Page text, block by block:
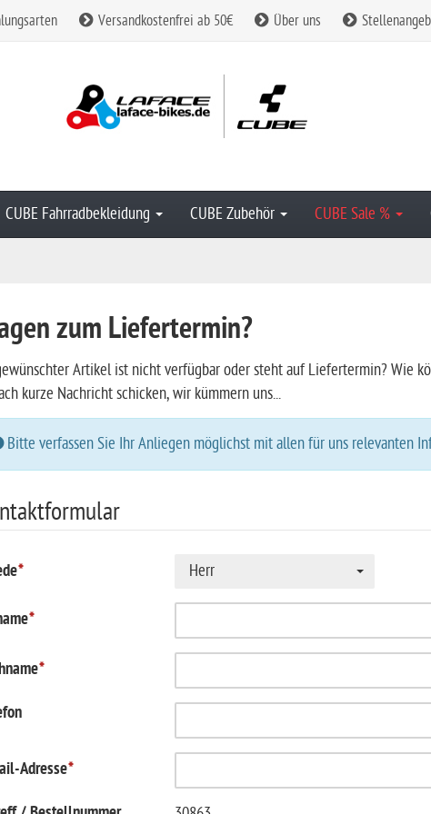
Versandkostenfrei ab 50€ Über uns
CUBE Fahrradbekleidung CUBE Zubehör CUBE Sale %
zum Liefertermin?
Artikel ist nicht verfügbar oder steht auf Liefertermin? Wie
kurze Nachricht schicken, wir kümmern uns...
Bitte verfassen Sie Ihr Anliegen möglichst mit allen für uns relevanten
* Herr
*
*
Adresse*